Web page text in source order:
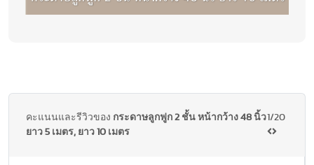
คะแนนและรีวิวของ กระดาษลูกฟูก 2 ชั้น หน้ากว้าง 48 นิ้ว
ยาว 5 เมตร, ยาว 10 เมตร
1/20